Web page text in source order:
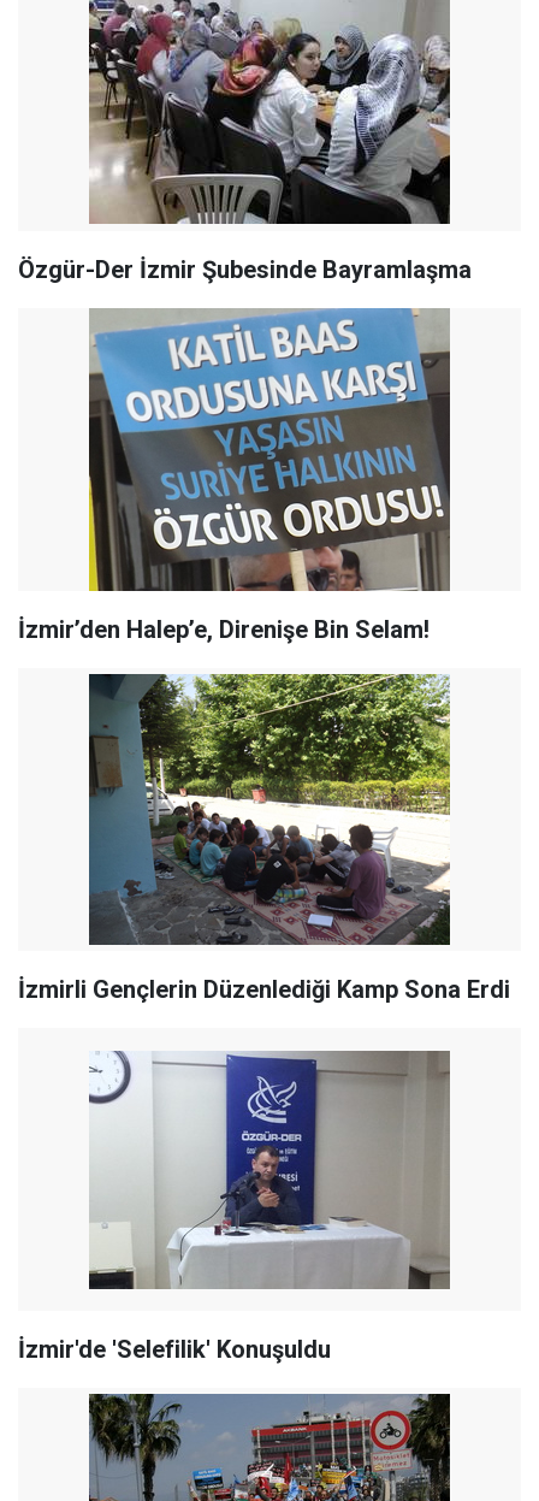
Özgür-Der İzmir Şubesinde Bayramlaşma
İzmir’den Halep’e, Direnişe Bin Selam!
İzmirli Gençlerin Düzenlediği Kamp Sona Erdi
İzmir'de 'Selefilik' Konuşuldu